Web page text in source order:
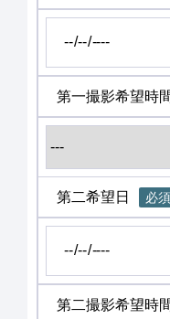
第一撮影希望時
第二希望日 必須
第二撮影希望時